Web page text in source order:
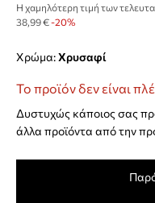
Η χαμηλότερη τιμή των
38,99 € -20%
Χρώμα: χρυσαφί
Το προϊόν δεν είναι
Δυστυχώς κάποιος σας
άλλα προϊόντα από την